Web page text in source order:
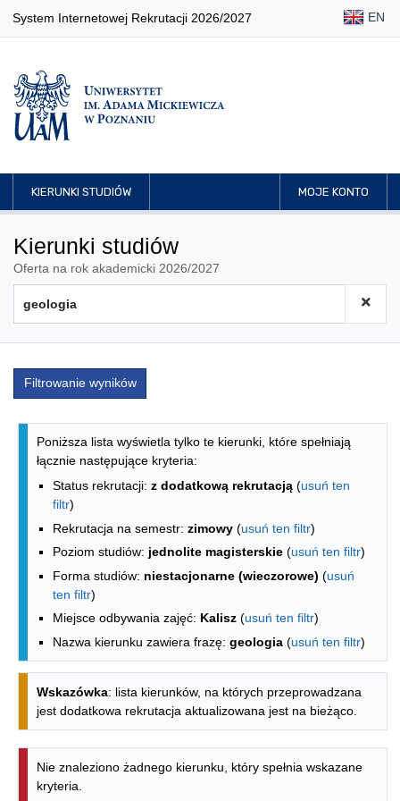
System Internetowej Rekrutacji 2026/2027 EN
KIERUNKI STUDIÓW MOJE KONTO
Kierunki studiów
Oferta na rok akademicki 2026/2027
Filtrowanie wyników
Lista kierunków - indeks alfabetyczny
Poniższa lista wyświetla tylko te kierunki, które spełniają
łącznie następujące kryteria:
Status rekrutacji: z dodatkową rekrutacją (usuń ten
filtr)
Rekrutacja na semestr: zimowy (usuń ten filtr)
Poziom studiów: jednolite magisterskie (usuń ten filtr)
Forma studiów: niestacjonarne (wieczorowe) (usuń
ten filtr)
Miejsce odbywania zajęć: Kalisz (usuń ten filtr)
Nazwa kierunku zawiera frazę: geologia (usuń ten filtr)
Wskazówka: lista kierunków, na których przeprowadzana
jest dodatkowa rekrutacja aktualizowana jest na bieżąco.
Nie znaleziono żadnego kierunku, który spełnia wskazane
kryteria.